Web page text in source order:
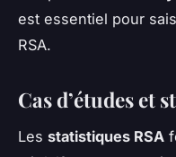
est essentiel pour
RSA.
Cas d’études et
Les statistiques RSA